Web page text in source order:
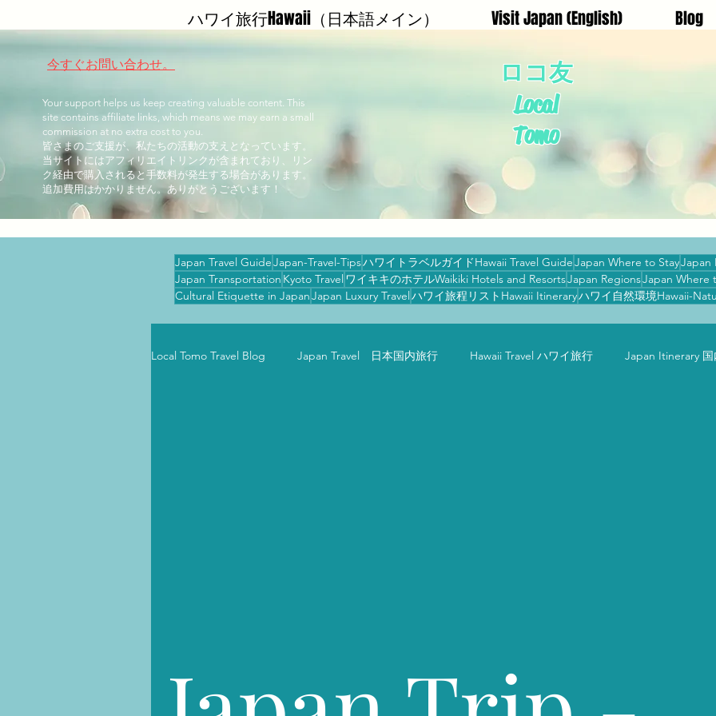
今すぐお問い合わせ。
Your support helps us keep creating valuable content. This
site contains affiliate links, which means we may earn a small
commission at no extra cost to you.
皆さまのご支援が、私たちの活動の支えとなっています。
当サイトにはアフィリエイトリンクが含まれており、リン
ク経由で購入されると手数料が発生する場合があります。
追加費用はかかりません。ありがとうございます！
ロコ友
Local
Tomo
ハワイ旅行Hawaii（日本語メイン） Visit Japan (English) Blog
Japan Travel GuideJapan-Travel-TipsハワイトラベルガイドHawaii Travel GuideJapan Where to StayJapan
Japan Transportation Kyoto Travel ワイキキのホテルWaikiki Hotels and ResortsJapan RegionsJapan Where
Cultural Etiquette in JapanJapan Luxury Travelハワイ旅程リストHawaii Itineraryハワイ自然環境Hawaii-
Local Tomo Travel Blog Japan Travel 日本国内旅行 Hawaii Travel ハワイ旅行 Japan Itinerary
ハワイイベント Hawaii Events